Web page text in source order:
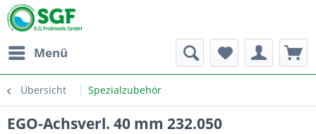
Menü
Übersicht Spezialzubehör
EGO-Achsverl. 40 mm 232.050